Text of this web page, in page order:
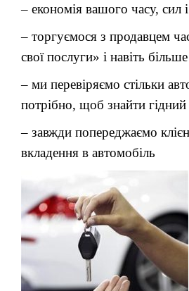
– економія вашого часу, сил
– торгуємося з продавцем
свої послуги» і навіть більше
– ми перевіряємо стільки
потрібно, щоб знайти гідний
– завжди попереджаємо
вкладення в автомобіль